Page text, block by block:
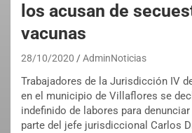
los acusan de
vacunas
28/10/2020 AdminNoticias
Trabajadores de la Jurisdicción IV
en el municipio de Villaflores se
indefinido de labores para
parte del jefe jurisdiccional Carlos